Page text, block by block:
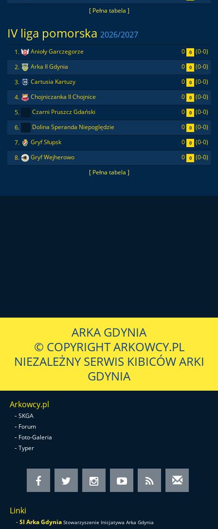
[ Pełna tabela ]
IV liga pomorska 2026/2027
[ Pełna tabela ]
1. Anioły Garczegorze 0 0
(0-0)
2.
Arka II Gdynia 0 0
(0-0)
3.
Cartusia Kartuzy 0 0
(0-0)
4.
Chojniczanka II Chojnice 0 0
(0-0)
5.
Czarni Pruszcz Gdański 0 0
(0-0)
6.
Dolina Speranda Niepoględzie 0 0
(0-0)
7.
Gryf Słupsk 0 0
(0-0)
8.
Gryf Wejherowo 0 0 (0-0)
ARKA GDYNIA
© COPYRIGHT ARKOWCY.PL
NIEZALEŻNY SERWIS KIBICÓW ARKI
GDYNIA
Arkowcy.pl
- SKGA
- Forum
- Foto-Galeria
- Typer
Linki
-SI Arka Gdynia Stowarzyszenie Inicjatywa Arka Gdynia